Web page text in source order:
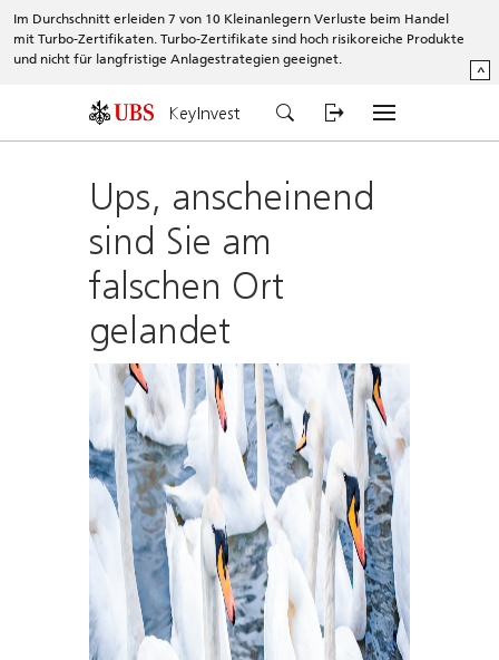
Im Durchschnitt erleiden 7 von 10 Kleinanlegern Verluste beim Handel
mit Turbo-Zertifikaten. Turbo-Zertifikate sind hoch risikoreiche Produkte
und nicht für langfristige Anlagestrategien geeignet.
^
KeyInvest
Ups, anscheinend
sind Sie am
falschen Ort
gelandet